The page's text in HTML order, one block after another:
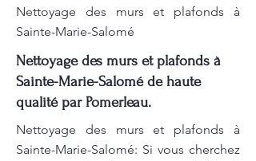
Nettoyage des murs et plafonds à
Sainte-Marie-Salomé
Nettoyage des murs et plafonds à
Sainte-Marie-Salomé de haute
qualité par Pomerleau.
Nettoyage des murs et plafonds à
Sainte-Marie-Salomé: Si vous cherchez